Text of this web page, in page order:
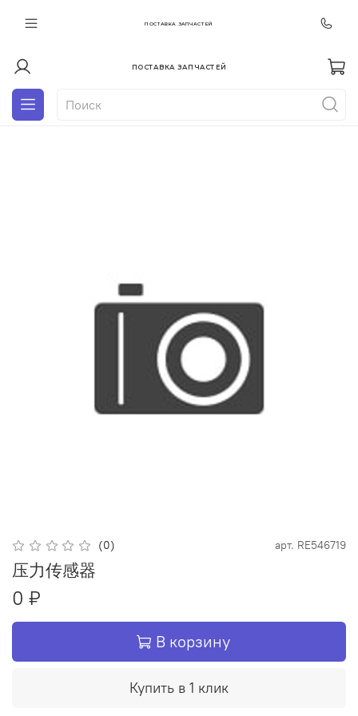
ПОСТАВКА ЗАПЧАСТЕЙ
ПОСТАВКА ЗАПЧАСТЕЙ
(0) арт. RE546719
压力传感器
0 ₽
В корзину
Купить в 1 клик